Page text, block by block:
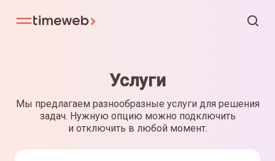
Услуги
Мы предлагаем разнообразные услуги для решения
задач. Нужную опцию можно подключить
и отключить в любой момент.